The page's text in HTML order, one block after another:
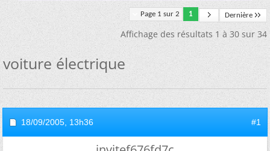
Page 1 sur 2 1 Dernière
Affichage des résultats 1 à 30 sur 34
voiture électrique
18/09/2005, 13h36 #1